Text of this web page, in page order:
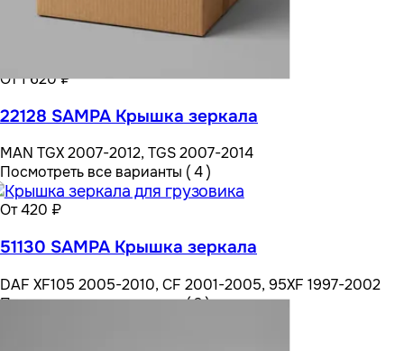
От 1 620 ₽
22128 SAMPA Крышка зеркала
MAN TGX 2007-2012, TGS 2007-2014
Посмотреть все варианты ( 4 )
От 420 ₽
51130 SAMPA Крышка зеркала
DAF XF105 2005-2010, CF 2001-2005, 95XF 1997-2002
Посмотреть все варианты ( 2 )